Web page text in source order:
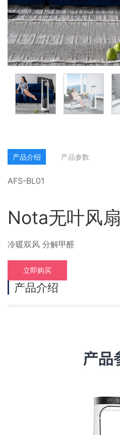
产品介绍 产品参数
AFS-BL01
Nota无叶风扇
冷暖双风 分解甲醛
立即购买
产品介绍